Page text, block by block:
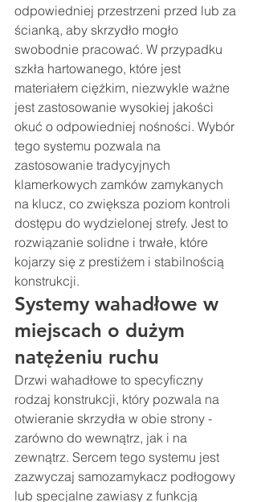
odpowiedniej przestrzeni przed lub za
ścianką, aby skrzydło mogło
swobodnie pracować. W przypadku
szkła hartowanego, które jest
materiałem ciężkim, niezwykle ważne
jest zastosowanie wysokiej jakości
okuć o odpowiedniej nośności. Wybór
tego systemu pozwala na
zastosowanie tradycyjnych
klamerkowych zamków zamykanych
na klucz, co zwiększa poziom kontroli
dostępu do wydzielonej strefy. Jest to
rozwiązanie solidne i trwałe, które
kojarzy się z prestiżem i stabilnością
konstrukcji.
Systemy wahadłowe w
miejscach o dużym
natężeniu ruchu
Drzwi wahadłowe to specyficzny
rodzaj konstrukcji, który pozwala na
otwieranie skrzydła w obie strony -
zarówno do wewnątrz, jak i na
zewnątrz. Sercem tego systemu jest
zazwyczaj samozamykacz podłogowy
lub specjalne zawiasy z funkcją